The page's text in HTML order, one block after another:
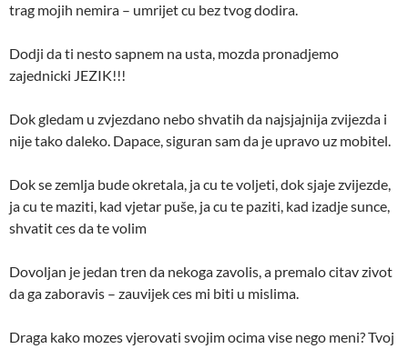
trag mojih nemira – umrijet cu bez tvog dodira.
Dodji da ti nesto sapnem na usta, mozda pronadjemo
zajednicki JEZIK!!!
Dok gledam u zvjezdano nebo shvatih da najsjajnija zvijezda i
nije tako daleko. Dapace, siguran sam da je upravo uz mobitel.
Dok se zemlja bude okretala, ja cu te voljeti, dok sjaje zvijezde,
ja cu te maziti, kad vjetar puše, ja cu te paziti, kad izadje sunce,
shvatit ces da te volim
Dovoljan je jedan tren da nekoga zavolis, a premalo citav zivot
da ga zaboravis – zauvijek ces mi biti u mislima.
Draga kako mozes vjerovati svojim ocima vise nego meni? Tvoj